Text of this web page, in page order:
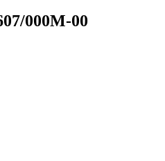
000М-00